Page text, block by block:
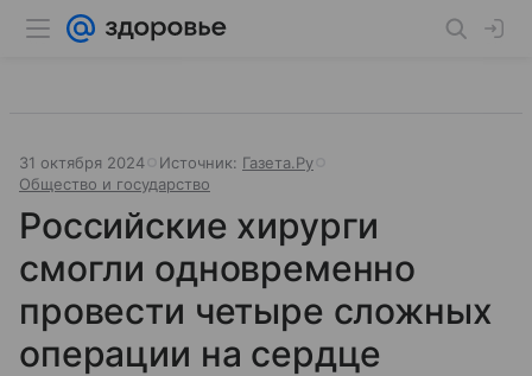
31 октября 2024 Источник: Газета.Ру
Общество и государство
Российские хирурги
смогли одновременно
провести четыре сложных
операции на сердце